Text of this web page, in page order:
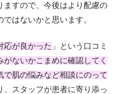
ますので、今後はより配慮の
はないかと思います。
応が良かった 」という口コミ
がないかこまめに確認してく
で肌の悩みなど相談にのって
、スタッフが患者に寄り添っ